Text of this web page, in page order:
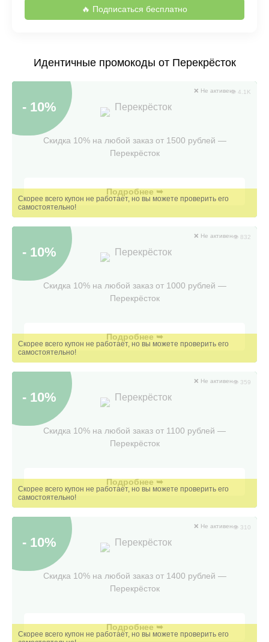
🔥 Подписаться бесплатно
Идентичные промокоды от Перекрёсток
- 10% Перекрёсток
Скидка 10% на любой заказ от 1500 рублей —
Перекрёсток
❌ Не активен👁 4.1K
Подробнее ➥
- 10% Перекрёсток
Скидка 10% на любой заказ от 1000 рублей —
Перекрёсток
❌ Не активен👁 832
Подробнее ➥
- 10% Перекрёсток
Скидка 10% на любой заказ от 1100 рублей —
Перекрёсток
❌ Не активен👁 359
Подробнее ➥
- 10% Перекрёсток
Скидка 10% на любой заказ от 1400 рублей —
Перекрёсток
❌ Не активен👁 310
Подробнее ➥